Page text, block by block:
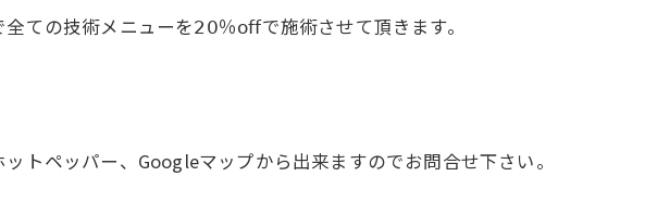
ての技術メニューを𝟤𝟢％𝗈𝖿𝖿で施術させて頂きます。
トペッパー、Googleマップから出来ますのでお問合せ下さい。